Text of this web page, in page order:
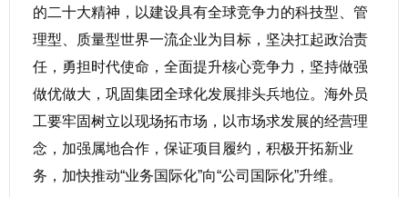
的二十大精神，以建设具有全球竞争力的科技型、管
理型、质量型世界一流企业为目标，坚决扛起政治责
任，勇担时代使命，全面提升核心竞争力，坚持做强
做优做大，巩固集团全球化发展排头兵地位。海外员
工要牢固树立以现场拓市场，以市场求发展的经营理
念，加强属地合作，保证项目履约，积极开拓新业
务，加快推动“业务国际化”向“公司国际化”升维。